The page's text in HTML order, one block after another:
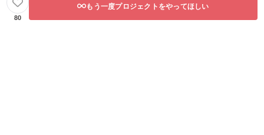
80
もう一度プロジェクトをやってほしい